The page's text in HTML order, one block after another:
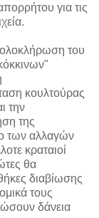
για τις
του
κουλτούρας
την
της
των αλλαγών
κραταιοί
θα
διαβίωσης
τους
δάνεια